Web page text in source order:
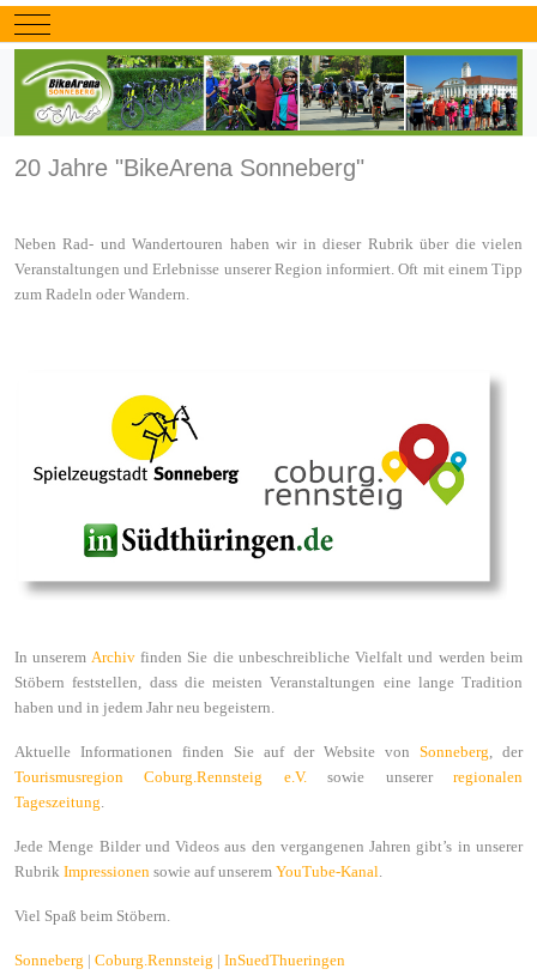
Mobile Menu Toggle
20 Jahre "BikeArena Sonneberg"
Neben Rad- und Wandertouren haben wir in dieser Rubrik über die vielen
Veranstaltungen und Erlebnisse unserer Region informiert. Oft mit einem Tipp
zum Radeln oder Wandern.
In unserem Archivfinden Sie die unbeschreibliche Vielfalt und werden beim
Stöbern feststellen, dass die meisten Veranstaltungen eine lange Tradition
haben und in jedem Jahr neu begeistern.
Aktuelle Informationen finden Sie auf der Website von Sonneberg, der
Tourismusregion Coburg.Rennsteig e.V.sowie unsererregionalen
Tageszeitung.
Jede Menge Bilder und Videos aus den vergangenen Jahren gibt’s in unserer
Rubrik Impressionen sowie auf unserem YouTube-Kanal.
Viel Spaß beim Stöbern.
Sonneberg | Coburg.Rennsteig | InSuedThueringen